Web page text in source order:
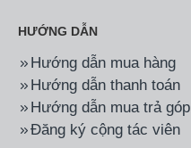
HƯỚNG DẪN
Hướng dẫn mua hàng
Hướng dẫn thanh toán
Hướng dẫn mua trả góp
Đăng ký cộng tác viên